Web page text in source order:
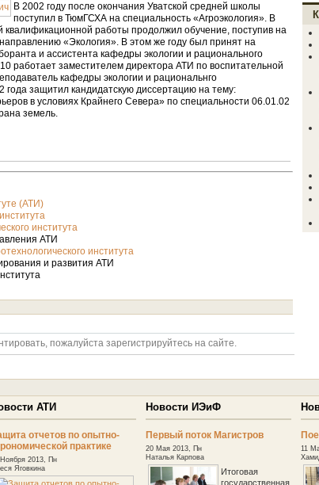
В 2002 году после окончания Уватской средней школы
поступил в ТюмГСХА на специальность «Агроэкология». В
квалификационной работы продолжил обучение, поступив на
«Экология». В этом же году был принят на
и ассистента кафедры экологии и рационального
работает заместителем директора АТИ по воспитательной
кафедры экологии и рациональнго
года защитил кандидатскую диссертацию на тему:
в условиях Крайнего Севера» по специальности 06.01.02
земель.
(АТИ)
института
АТИ
института
и развития АТИ
пожалуйста зарегистрируйтесь на сайте.
АТИ
отчетов по опытно-
практике
Ноября 2013, Пн
Яговкина
Новости ИЭиФ
Первый поток Магистров
20 Мая 2013, Пн
Наталья Карпова
Итоговая
государственная
11